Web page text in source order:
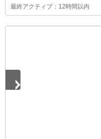
最終アクティブ：12時間以内